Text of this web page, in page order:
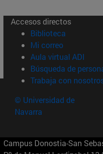
Accesos directos
Biblioteca (abre en
Mi correo(abre en
Aula virtual ADI
Búsqueda de
Trabaja con
© Universidad de
Navarra
Campus Donostia-San